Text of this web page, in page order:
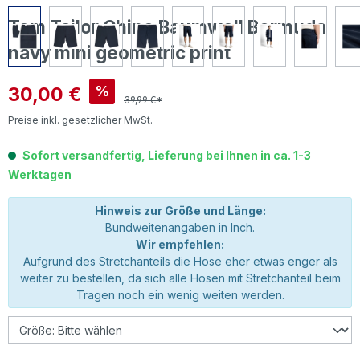
Tom Tailor Chino Baumwoll Bermuda
navy mini geometric print
Verkaufspreis:
30,00 € %
39,99 €*
Preise inkl. gesetzlicher MwSt.
Sofort versandfertig, Lieferung bei Ihnen in ca. 1-3
Werktagen
Hinweis zur Größe und Länge:
Bundweitenangaben in Inch.
Wir empfehlen:
Aufgrund des Stretchanteils die Hose eher etwas enger als
weiter zu bestellen, da sich alle Hosen mit Stretchanteil beim
Tragen noch ein wenig weiten werden.